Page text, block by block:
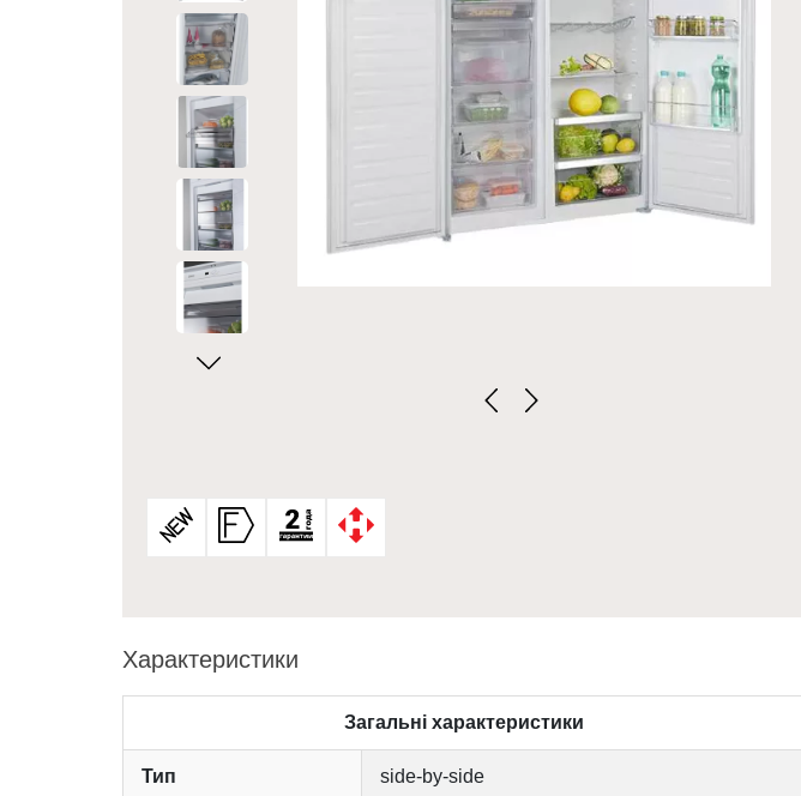
Характеристики
Загальні характеристики
Тип side-by-side